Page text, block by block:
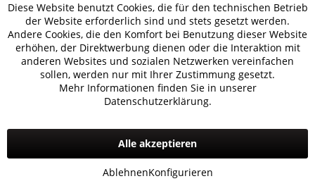
Diese Website benutzt Cookies, die für den technischen Betrieb
der Website erforderlich sind und stets gesetzt werden.
Andere Cookies, die den Komfort bei Benutzung dieser Website
erhöhen, der Direktwerbung dienen oder die Interaktion mit
anderen Websites und sozialen Netzwerken vereinfachen
sollen, werden nur mit Ihrer Zustimmung gesetzt.
Mehr Informationen finden Sie in unserer
Datenschutzerklärung.
Alle akzeptieren
AblehnenKonfigurieren